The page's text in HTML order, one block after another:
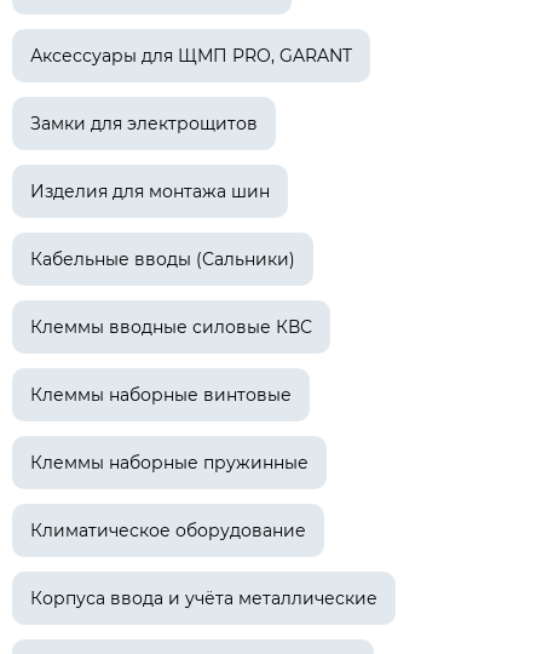
Аксессуары для ЩМП PRO, GARANT
Замки для электрощитов
Изделия для монтажа шин
Кабельные вводы (Сальники)
Клеммы вводные силовые КВС
Клеммы наборные винтовые
Клеммы наборные пружинные
Климатическое оборудование
Корпуса ввода и учёта металлические